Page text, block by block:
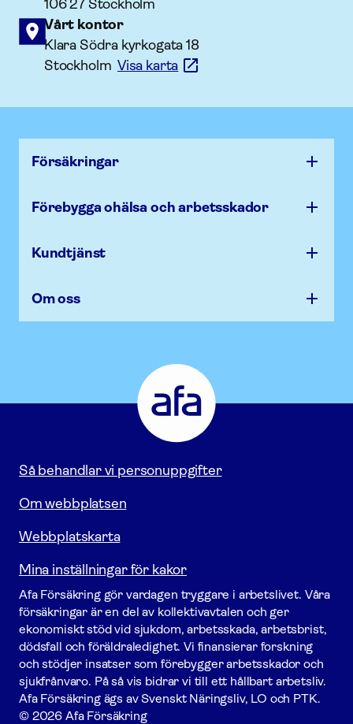
106 27 Stockholm
Vårt kontor
Klara Södra kyrkogata 18
StockholmVisa karta
Försäk­ringar
Förebygga ohälsa och arbets­skador
Kundtjänst
Om oss
Försäkring
Gå
till
startsidan
Så behandlar vi personuppgifter
Om webbplatsen
Webbplatskarta
Mina inställningar för kakor
Afa För­säkring gör vardagen tryggare i arbetslivet. Våra
försäk­ringar är en del av kollektivavtalen och ger
ekonomiskt stöd vid sjukdom, arbetsskada, arbetsbrist,
dödsfall och föräldraledighet. Vi finansierar forskning
och stödjer insatser som förebygger arbets­skador och
sjukfrånvaro. På så vis bidrar vi till ett hållbart arbetsliv.
Afa För­säkring ägs av Svenskt Näringsliv, LO och PTK.
© 2026 Afa Försäkring